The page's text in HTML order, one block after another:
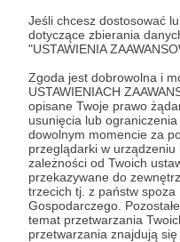
Jeśli chcesz dostosować
dotyczące zbierania
"USTAWIENIA
Zgoda jest dobrowolna i
USTAWIENIACH
opisane Twoje prawo
usunięcia lub
dowolnym momencie za
przeglądarki w
zależności od Twoich
przekazywane do
trzecich tj. z państw
Gospodarczego.
temat przetwarzania
przetwarzania znajdują